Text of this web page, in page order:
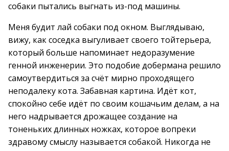
собаки пытались выгнать из-под машины.
Меня будит лай собаки под окном. Выглядываю,
вижу, как соседка выгуливает своего тойтерьера,
который больше напоминает недоразумение
генной инженерии. Это подобие добермана решило
самоутвердиться за счёт мирно проходящего
неподалеку кота. Забавная картина. Идёт кот,
спокойно себе идёт по своим кошачьим делам, а на
него надрывается дрожащее создание на
тоненьких длинных ножках, которое вопреки
здравому смыслу называется собакой. Никогда не